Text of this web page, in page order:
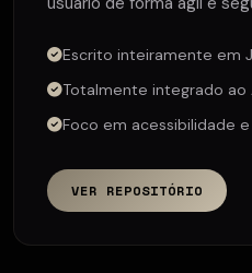
Escrito inteiramente em
Totalmente integrado ao
Foco em acessibilidade
VER REPOSITÓRIO